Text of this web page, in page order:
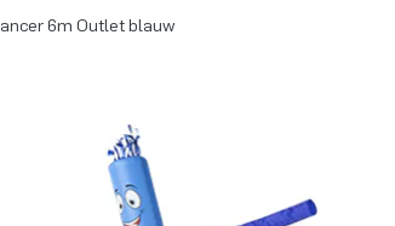
6m Outlet blauw